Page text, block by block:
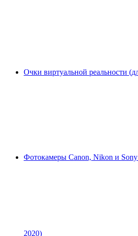
Очки виртуальной реальности
Фотокамеры Canon, Nikon и
2020)